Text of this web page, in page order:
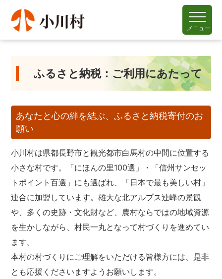
メニュー
ふるさと納税：ご利用にあたって
あなたと心の絆を結ぶ、ふるさと納税寄付のお
願い
小川村は県都長野市と観光都市白馬村の中間に位置する
小さな村です。「にほんの里100選」・「信州サンセッ
トポイント百選」にも選ばれ、「日本で最も美しい村」
連合に加盟しています。雄大な北アルプス連峰の景観
や、多くの史跡・文化財など、農村ならではの地域資源
を生かしながら、村民一丸となって村づくりを進めてい
ます。
本村の村づくりにご理解をいただける皆様方には、是非
とも応援くださいますようお願いします。